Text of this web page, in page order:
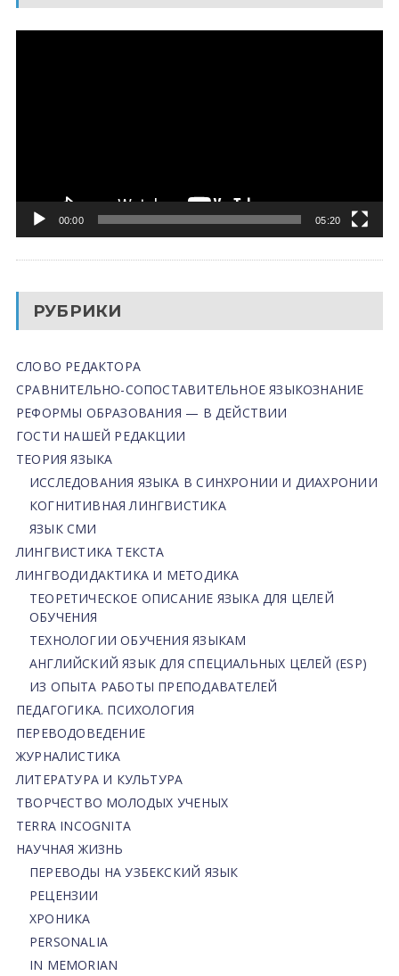
00:00 05:20
РУБРИКИ
СЛОВО РЕДАКТОРА
СРАВНИТЕЛЬНО-СОПОСТАВИТЕЛЬНОЕ ЯЗЫКОЗНАНИЕ
РЕФОРМЫ ОБРАЗОВАНИЯ — В ДЕЙСТВИИ
ГОСТИ НАШЕЙ РЕДАКЦИИ
ТЕОРИЯ ЯЗЫКА
ИССЛЕДОВАНИЯ ЯЗЫКА В СИНХРОНИИ И ДИАХРОНИИ
КОГНИТИВНАЯ ЛИНГВИСТИКА
ЯЗЫК СМИ
ЛИНГВИСТИКА ТЕКСТА
ЛИНГВОДИДАКТИКА И МЕТОДИКА
ТЕОРЕТИЧЕСКОЕ ОПИСАНИЕ ЯЗЫКА ДЛЯ ЦЕЛЕЙ
ОБУЧЕНИЯ
ТЕХНОЛОГИИ ОБУЧЕНИЯ ЯЗЫКАМ
АНГЛИЙСКИЙ ЯЗЫК ДЛЯ СПЕЦИАЛЬНЫХ ЦЕЛЕЙ (ESP)
ИЗ ОПЫТА РАБОТЫ ПРЕПОДАВАТЕЛЕЙ
ПЕДАГОГИКА. ПСИХОЛОГИЯ
ПЕРЕВОДОВЕДЕНИЕ
ЖУРНАЛИСТИКА
ЛИТЕРАТУРА И КУЛЬТУРА
ТВОРЧЕСТВО МОЛОДЫХ УЧЕНЫХ
TERRA INCOGNITA
НАУЧНАЯ ЖИЗНЬ
ПЕРЕВОДЫ НА УЗБЕКСКИЙ ЯЗЫК
РЕЦЕНЗИИ
ХРОНИКА
PERSONALIA
IN MEMORIAN